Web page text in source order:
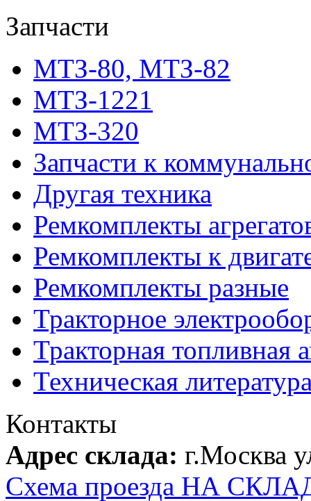
Запчасти
МТЗ-80, МТЗ-82
МТЗ-1221
МТЗ-320
Запчасти к
Другая техника
Ремкомплекты
Ремкомплекты к
Ремкомплекты разные
Тракторное
Тракторная топливная
Техническая
Контакты
Адрес склада: г.Москва
Схема проезда НА